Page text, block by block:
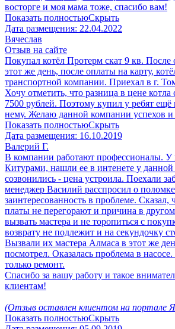
восторге и моя мама тоже, спасибо вам!
Показать полностьюСкрыть
Дата размещения: 22.04.2022
Вячеслав
Отзыв на сайте
Покупал котёл Протерм скат 9 кв. После
этот же день, после оплаты на карту,
транспортной компании. Приехал в г.
Хочу отметить, что разница в цене котла
7500 рублей. Поэтому купил у ребят
нему. Желаю данной компании успехов и
Показать полностьюСкрыть
Дата размещения: 16.10.2019
Валерий Г.
В компании работают профессионалы. У
Китурами, нашли ее в интенете у
созвонились - цена устроила. Поехали
менеджер Василий расспросил о
заинтересованность в проблеме. Сказал,
платы не перегорают и причина в
вызвать мастера и не торопиться с
возврату не подлежит и на секундочку
Вызвали их мастера Алмаса в этот же
посмотрел. Оказалась проблема в
только ремонт.
Спасибо за вашу работу и такое
клиентам!
(Отзыв оставлен клиентом на портале
Показать полностьюСкрыть